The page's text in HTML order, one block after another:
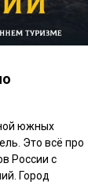
южных
Это всё про
России с
Город